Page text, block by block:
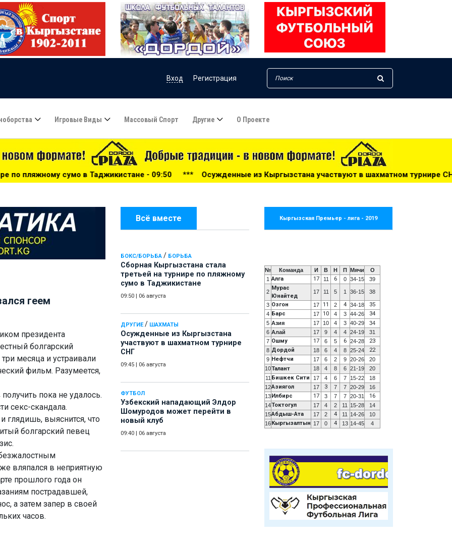
Вход Регистрация
Игровые Виды Массовый Спорт Другие О Проекте
Таджикистане - 09:50 ***Осужденные из Кыргызстана участвуют в шахматном турнире СНГ - 09:45 ***
Всё вместе
БОКС/БОРЬБА / БОРЬБА
Сборная Кыргызстана стала
третьей на турнире по пляжному
сумо в Таджикистане
09:50 06 августа
ДРУГИЕ/ ШАХМАТЫ
Осужденные из Кыргызстана
участвуют в шахматном турнире
СНГ
09:45 06 августа
ФУТБОЛ
Узбекский нападающий Элдор
Шомуродов может перейти в
новый клуб
09:40 06 августа
геем
президента
болгарский
месяца и устраивали
фильм. Разумеется,
пока не удалось.
секс-скандала.
глядишь, выяснится, что
болгарский певец
вляпался в неприятную
прошлого года он
пострадавшей,
а затем запер в своей
часов.
Кыргызская Премьер - лига - 2019
№ Команда И В Н П Мячи
О
1 Алга 17 11 6 0 34-15 39
2
Мурас
Юнайтед
17 11 5 1 36-15 38
3 Озгон 17 11 2 4 34-18 35
4 Барс 17 10 4 3 44-26 34
5 Азия 17 10 4 3 40-29
34
6 Алай 17 9 4 4 24-19
31
7 Ошму 17 6 5 6 24-28 23
8 Дордой 18 6 4 8 25-24 22
9 Нефтчи 17 6 2 9 20-26
20
10Талант 18 4 8 6 21-19
20
11 Бишкек Сити 17 4 6 7 15-22
18
12Азиягол 17 3 7 7 20-29
16
13 Илбирс 17 3 7 7 20-31 16
14Токтогул 17 4 2 11 15-28
14
15Абдыш-Ата 17 2 4 11 14-26
10
16 Кыргызалтын 17 0 4 13 14-45 4